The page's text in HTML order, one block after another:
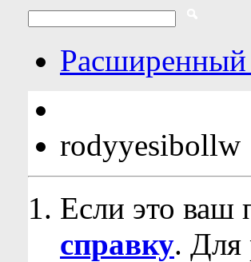
Расширенный
rodyyesibollw
Если это ваш
справку. Для